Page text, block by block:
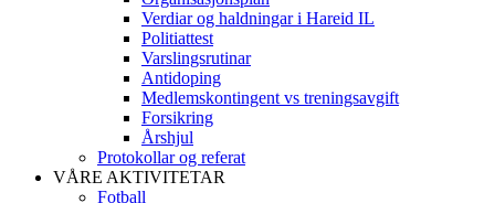
Verdiar og haldningar i Hareid IL
Politiattest
Varslingsrutinar
Antidoping
Medlemskontingent vs treningsavgift
Forsikring
Årshjul
Protokollar og referat
VÅRE AKTIVITETAR
Fotball